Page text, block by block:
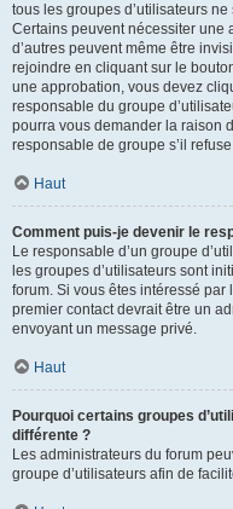
tous les groupes d’utilisateurs
Certains peuvent nécessiter une
d’autres peuvent même être
rejoindre en cliquant sur le
une approbation, vous devez
responsable du groupe
pourra vous demander la raison
responsable de groupe s’il
Haut
Comment puis-je devenir le
Le responsable d’un groupe
les groupes d’utilisateurs sont
forum. Si vous êtes intéressé par
premier contact devrait être un
envoyant un message privé.
Haut
Pourquoi certains groupes
différente ?
Les administrateurs du forum
groupe d’utilisateurs afin de